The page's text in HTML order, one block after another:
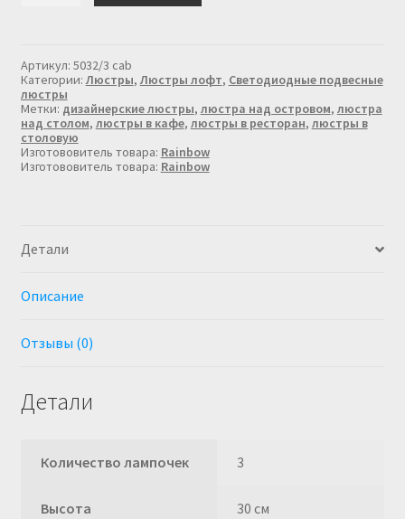
столом
в
бронзовом
золоте,
на
3
плафона
Артикул: 5032/3 cab
Категории: Люстры, Люстры лофт, Светодиодные подвесные
люстры
Метки: дизайнерские люстры, люстра над островом, люстра
над столом, люстры в кафе, люстры в ресторан, люстры в
столовую
Изготововитель товара: Rainbow
Изготововитель товара: Rainbow
Детали
Описание
Отзывы (0)
Детали
Количество лампочек 3
Высота 30 см